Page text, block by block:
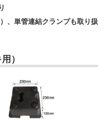
、単管連結クランプも取り扱
）